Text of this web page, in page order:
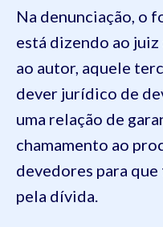
Na denunciação, o
está dizendo ao
ao autor, aquele
dever jurídico de
uma relação de
chamamento ao
devedores para
pela dívida.